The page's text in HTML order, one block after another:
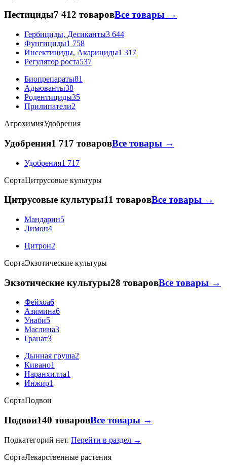
Пестициды7 412 товаровВсе товары →
Гербициды, Десиканты3 644
Фунгициды1 758
Инсектициды, Акарициды1 317
Регулятор роста537
Биопрепараты81
Адьюванты38
Родентициды35
Прилипатели2
АгрохимияУдобрения
Удобрения1 717 товаровВсе товары →
Удобрения1 717
СортаЦитрусовые культуры
Цитрусовые культуры11 товаровВсе товары →
Мандарин5
Лимон4
Цитрон2
СортаЭкзотические культуры
Экзотические культуры28 товаровВсе товары →
Фейхоа6
Азимина6
Унаби5
Маслина3
Гранат3
Дынная груша2
Кивано1
Наранхилла1
Инжир1
СортаПодвои
Подвои140 товаровВсе товары →
Подкатегорий нет. Перейти в раздел →
СортаЛекарственные растения